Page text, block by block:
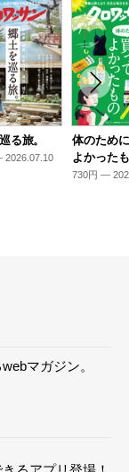
る旅。
2026.07.10
体のため
よかった
730円 —
マガジン。